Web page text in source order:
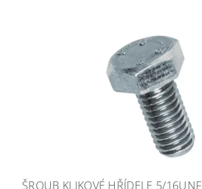
ŠROUB KLIKOVÉ HŘÍDELE 5/16UNF